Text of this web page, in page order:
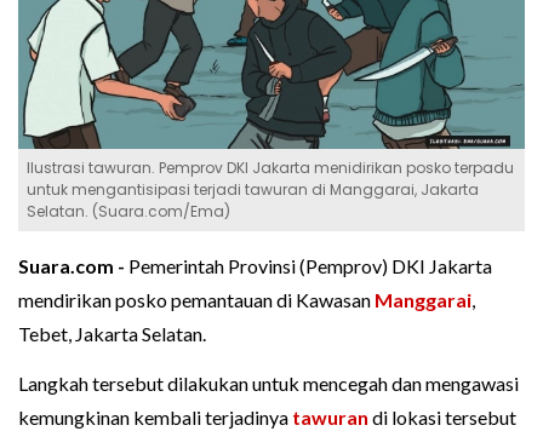
Ilustrasi tawuran. Pemprov DKI Jakarta menidirikan posko terpadu
untuk mengantisipasi terjadi tawuran di Manggarai, Jakarta
Selatan. (Suara.com/Ema)
Suara.com - Pemerintah Provinsi (Pemprov) DKI Jakarta
mendirikan posko pemantauan di Kawasan Manggarai,
Tebet, Jakarta Selatan.
Langkah tersebut dilakukan untuk mencegah dan mengawasi
kemungkinan kembali terjadinya tawuran di lokasi tersebut